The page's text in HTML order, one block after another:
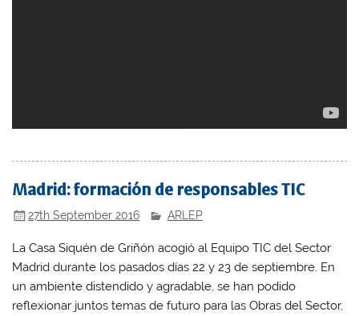
Madrid: formación de responsables TIC
27th September 2016 ARLEP
La Casa Siquén de Griñón acogió al Equipo TIC del Sector
Madrid durante los pasados días 22 y 23 de septiembre. En
un ambiente distendido y agradable, se han podido
reflexionar juntos temas de futuro para las Obras del Sector,